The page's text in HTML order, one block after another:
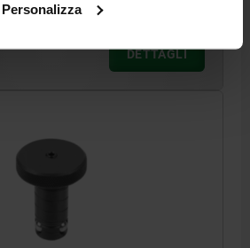
Personalizza
DETTAGLI